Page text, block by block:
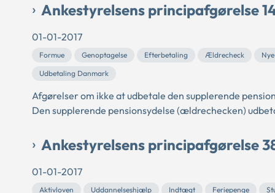
Ankestyrelsens principafgørelse
01-01-2017
Formue Genoptagelse Efterbetaling Ældrecheck
Udbetaling Danmark
Afgørelser om ikke at udbetale den supplerende
Den supplerende pensionsydelse (ældrechecken)
Ankestyrelsens principafgørelse
01-01-2017
Aktivloven Uddannelseshjælp Indtægt Feriepenge